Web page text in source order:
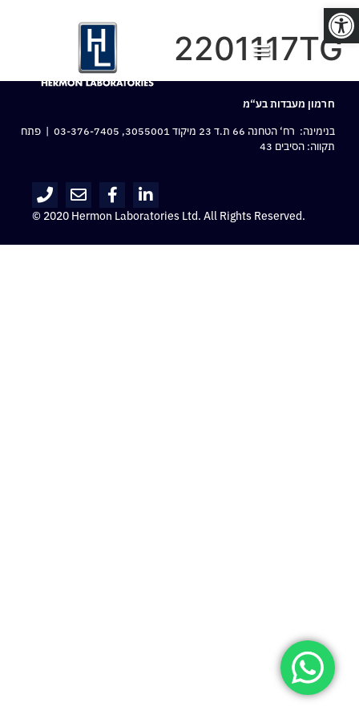
פתח סרגל נגישות
2201117TG
חרמון מעבדות בע“מ
בנימינה: רח‘ הטחנה 66 ת.ד 23 מיקוד 3055001,
03-376-7405 | פתח
תקווה: הסיבים 43
© 2020 Hermon Laboratories Ltd. All Rights Reserved.